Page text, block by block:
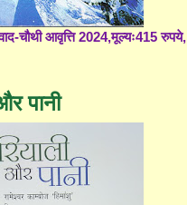
चौथी आवृत्ति 2024,मूल्यः415 रुपये,
पानी